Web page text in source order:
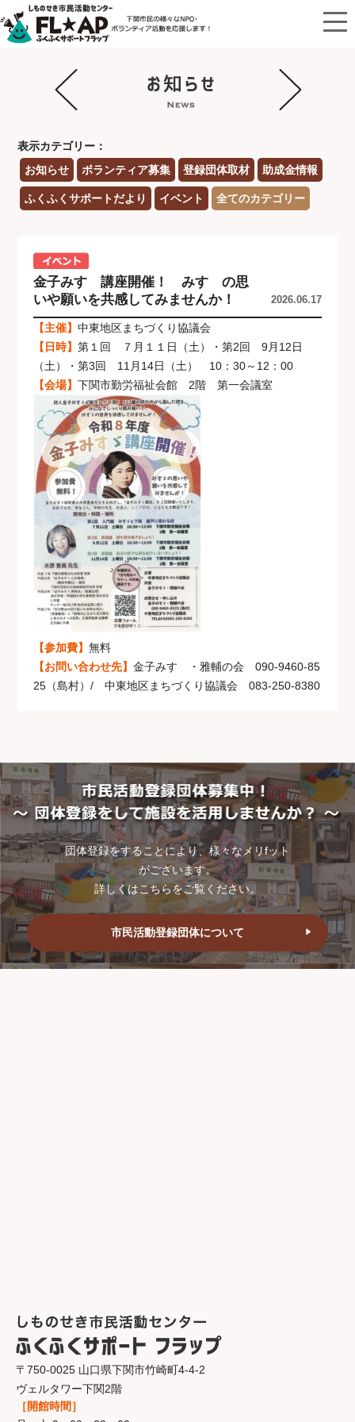
表示カテゴリー：
お知らせ
ボランティア募集 登録団体取材 助成金情報
ふくふくサポートだより イベント 全てのカテゴリー
金子みすゞ講座開催！ みすゞの思
いや願いを共感してみませんか！
2026.06.17
【主催】中東地区まちづくり協議会
【日時】第１回 ７月１１日（土）・第2回 9月12日
（土）・第3回 11月14日（土） 10：30～12：00
【会場】下関市勤労福祉会館 2階 第一会議室
【参加費】無料
【お問い合わせ先】金子みすゞ・雅輔の会 090-9460-85
25（島村）/ 中東地区まちづくり協議会 083-250-8380
団体登録をすることにより、様々なメリfット
がございます。
詳しくはこちらをご覧ください。
市民活動登録団体について
〒750-0025 山口県下関市竹崎町4-4-2
ヴェルタワー下関2階
［開館時間］